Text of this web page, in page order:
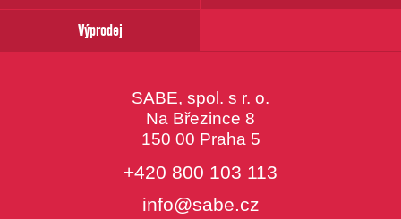
Výprodej
SABE, spol. s r. o.
Na Březince 8
150 00 Praha 5
+420 800 103 113
info@sabe.cz